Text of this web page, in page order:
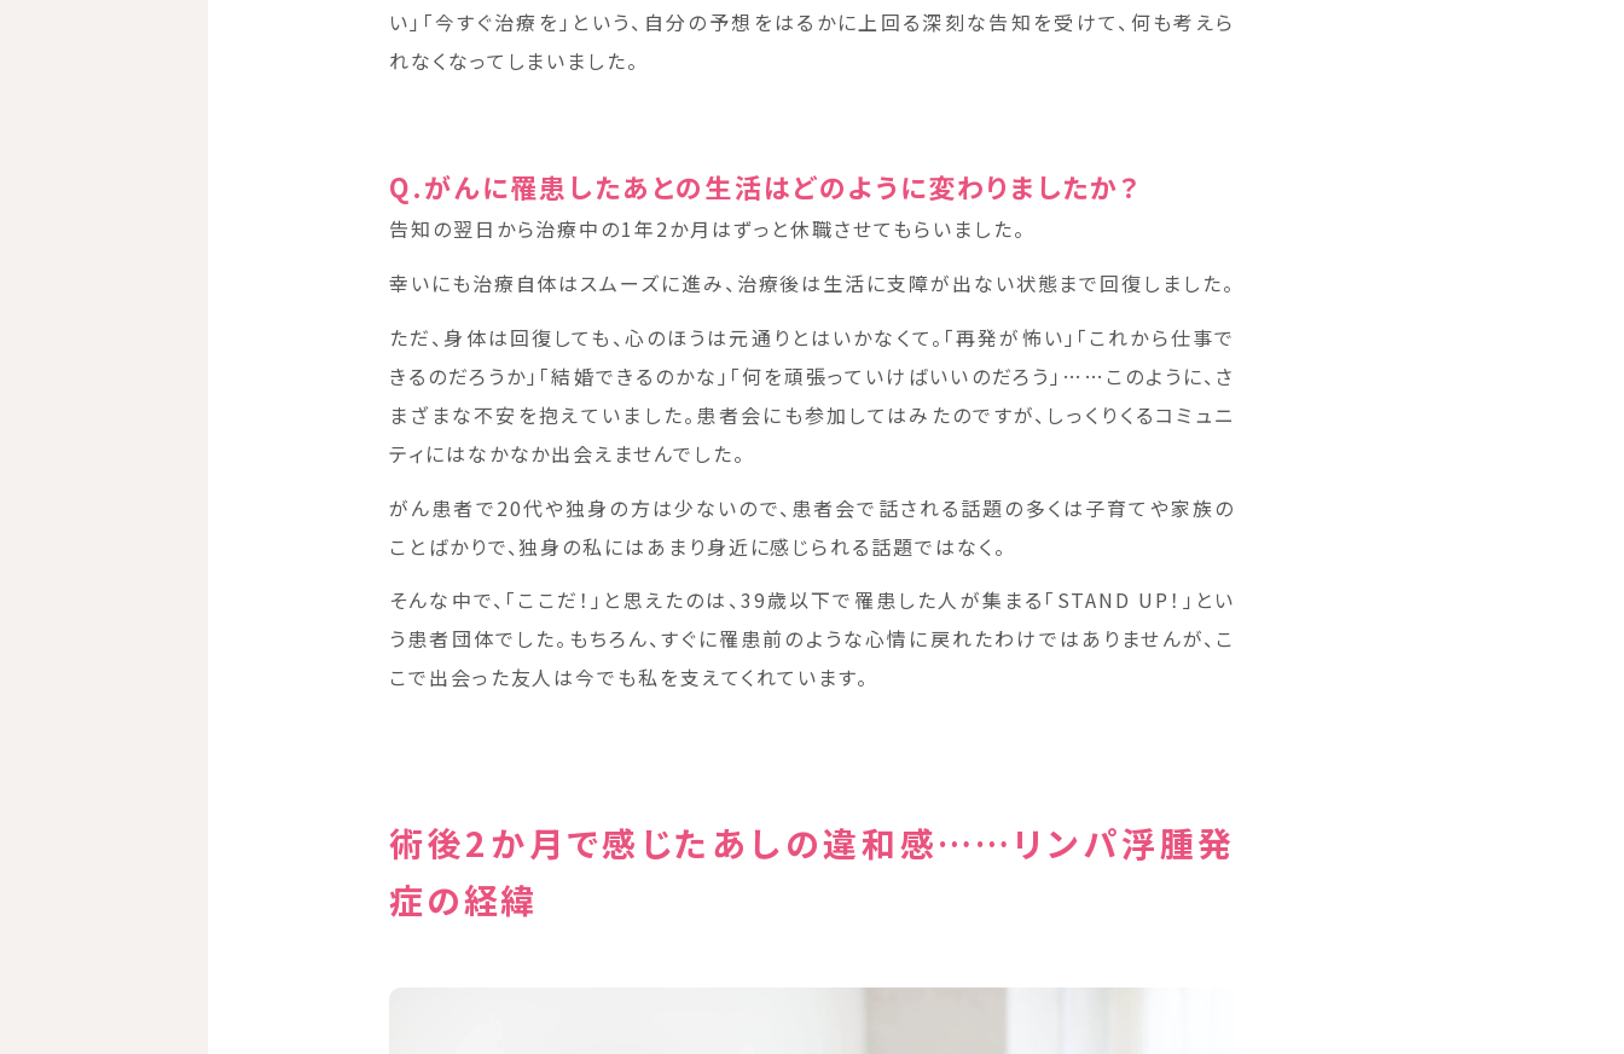
い」「今すぐ治療を」という、自分の予想をはるかに上回る深刻な告知を受けて、何も考えら
れなくなってしまいました。
Q.がんに罹患したあとの生活はどのように変わりましたか？
告知の翌日から治療中の1年2か月はずっと休職させてもらいました。
幸いにも治療自体はスムーズに進み、治療後は生活に支障が出ない状態まで回復しました。
ただ、身体は回復しても、心のほうは元通りとはいかなくて。「再発が怖い」「これから仕事で
きるのだろうか」「結婚できるのかな」「何を頑張っていけばいいのだろう」……このように、さ
まざまな不安を抱えていました。患者会にも参加してはみたのですが、しっくりくるコミュニ
ティにはなかなか出会えませんでした。
がん患者で20代や独身の方は少ないので、患者会で話される話題の多くは子育てや家族の
ことばかりで、独身の私にはあまり身近に感じられる話題ではなく。
そんな中で、「ここだ！」と思えたのは、39歳以下で罹患した人が集まる「STAND UP！」とい
う患者団体でした。もちろん、すぐに罹患前のような心情に戻れたわけではありませんが、こ
こで出会った友人は今でも私を支えてくれています。
術後2か月で感じたあしの違和感……リンパ浮腫発
症の経緯